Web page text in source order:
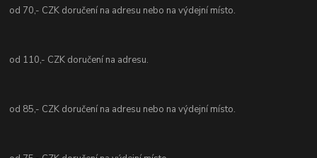
od 70,- CZK doručení na adresu nebo na výdejní místo.
od 110,- CZK doručení na adresu.
od 85,- CZK doručení na adresu nebo na výdejní místo.